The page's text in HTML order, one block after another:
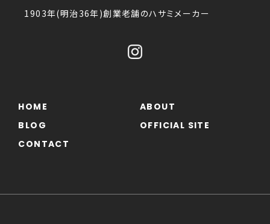
1903年(明治36年)創業老舗のハサミメーカー
HOME
ABOUT
BLOG
OFFICIAL SITE
CONTACT